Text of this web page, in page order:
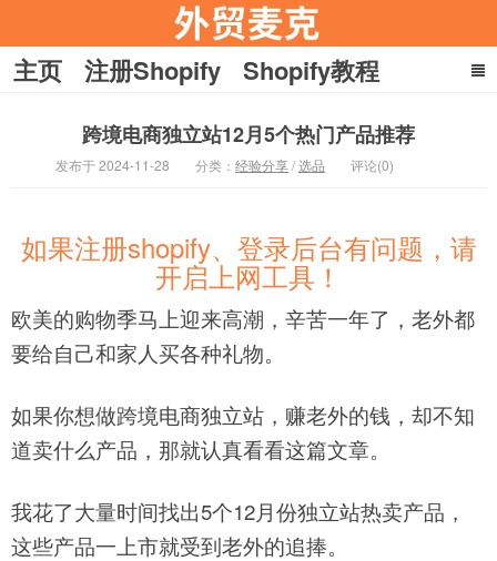
外贸麦克
主页 注册Shopify
Shopify教程
YouTube教程
收款
引流
在家赚美刀
关于麦克
跨境电商独立站12月5个热门产品推荐
发布于 2024-11-28 分类： 经验分享/选品 评论(0)
如果注册shopify、登录后台有问题，请
开启上网工具！
欧美的购物季马上迎来高潮，辛苦一年了，老外都
要给自己和家人买各种礼物。
如果你想做跨境电商独立站，赚老外的钱，却不知
道卖什么产品，那就认真看看这篇文章。
我花了大量时间找出5个12月份独立站热卖产品，
这些产品一上市就受到老外的追捧。